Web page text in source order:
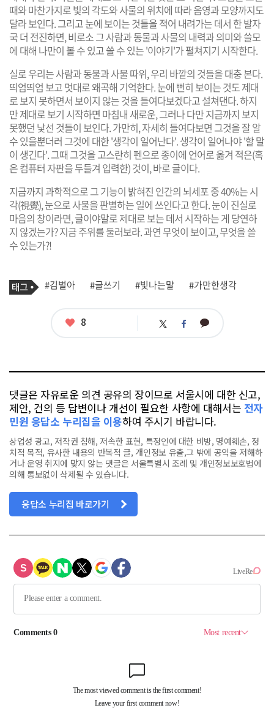
때와 마찬가지로 빛의 각도와 사물의 위치에 따라 음영과 모양까지도
달라 보인다. 그리고 눈에 보이는 것들을 적어 내려가는 데서 한 발자
국 더 전진하면, 비로소 그 사람과 동물과 사물의 내력과 의미와 쓸모
에 대해 나만이 볼 수 있고 쓸 수 있는 '이야기'가 펼쳐지기 시작한다.
실로 우리는 사람과 동물과 사물 따위, 우리 바깥의 것들을 대충 본다.
띄엄띄엄 보고 멋대로 왜곡해 기억한다. 눈에 뻔히 보이는 것도 제대
로 보지 못하면서 보이지 않는 것을 들여다보겠다고 설쳐댄다. 하지
만 제대로 보기 시작하면 마침내 새로운, 그러나 다만 지금까지 보지
못했던 낯선 것들이 보인다. 가만히, 자세히 들여다보면 그것을 잘 알
수 있을뿐더러 그것에 대한 '생각이 일어난다'. 생각이 일어나야 '할 말
이 생긴다'. 그때 그것을 고스란히 펜으로 종이에 언어로 옮겨 적은(혹
은 컴퓨터 자판을 두들겨 입력한) 것이, 바로 글이다.
지금까지 과학적으로 그 기능이 밝혀진 인간의 뇌세포 중 40%는 시
각(視覺), 눈으로 사물을 판별하는 일에 쓰인다고 한다. 눈이 진실로
마음의 창이라면, 글이야말로 제대로 보는 데서 시작하는 게 당연하
지 않겠는가? 지금 주위를 둘러보라. 과연 무엇이 보이고, 무엇을 쓸
수 있는가?!
기
사
태
그
#김별아 #글쓰기 #빛나는말 #가만한생각
좋
8 트 페 카
댓글은 자유로운 의견 공유의 장이므로 서울시에 대한 신고,
제안, 건의 등 답변이나 개선이 필요한 사항에 대해서는 전자
민원 응답소 누리집을 이용하여 주시기 바랍니다.
상업성 광고, 저작권 침해, 저속한 표현, 특정인에 대한 비방, 명예훼손, 정
치적 목적, 유사한 내용의 반복적 글, 개인정보 유출,그 밖에 공익을 저해하
거나 운영 취지에 맞지 않는 댓글은 서울특별시 조례 및 개인정보보호법에
의해 통보없이 삭제될 수 있습니다.
응답소 누리집 바로가기